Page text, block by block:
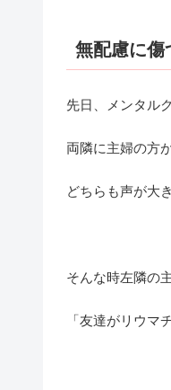
無配慮に傷
先日、メンタル
両隣に主婦の方
どちらも声が大
そんな時左隣の
「友達がリウマ